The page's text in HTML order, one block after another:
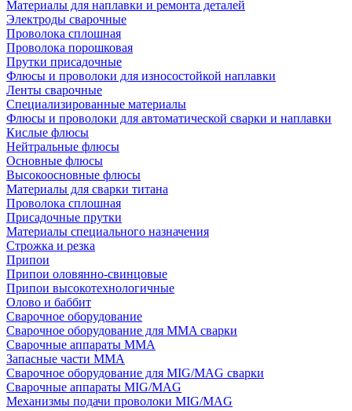
Материалы для наплавки и ремонта деталей
Электроды сварочные
Проволока сплошная
Проволока порошковая
Прутки присадочные
Флюсы и проволоки для износостойкой наплавки
Ленты сварочные
Специализированные материалы
Флюсы и проволоки для автоматической сварки и наплавки
Кислые флюсы
Нейтральные флюсы
Основные флюсы
Высокоосновные флюсы
Материалы для сварки титана
Проволока сплошная
Присадочные прутки
Материалы специального назначения
Строжка и резка
Припои
Припои оловянно-свинцовые
Припои высокотехнологичные
Олово и баббит
Сварочное оборудование
Сварочное оборудование для MMA сварки
Сварочные аппараты MMA
Запасные части MMA
Сварочное оборудование для MIG/MAG сварки
Сварочные аппараты MIG/MAG
Механизмы подачи проволоки MIG/MAG